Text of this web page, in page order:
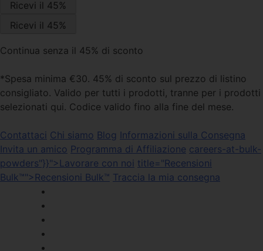
Continua senza il 45% di sconto
*Spesa minima €30. 45% di sconto sul prezzo di listino
consigliato. Valido per tutti i prodotti, tranne per i prodotti
selezionati qui. Codice valido fino alla fine del mese.
Contattaci Chi siamo Blog Informazioni sulla Consegna
Invita un amico Programma di Affiliazione careers-at-bulk-
powders"}}">Lavorare con noi title="Recensioni
Bulk™">Recensioni Bulk™ Traccia la mia consegna